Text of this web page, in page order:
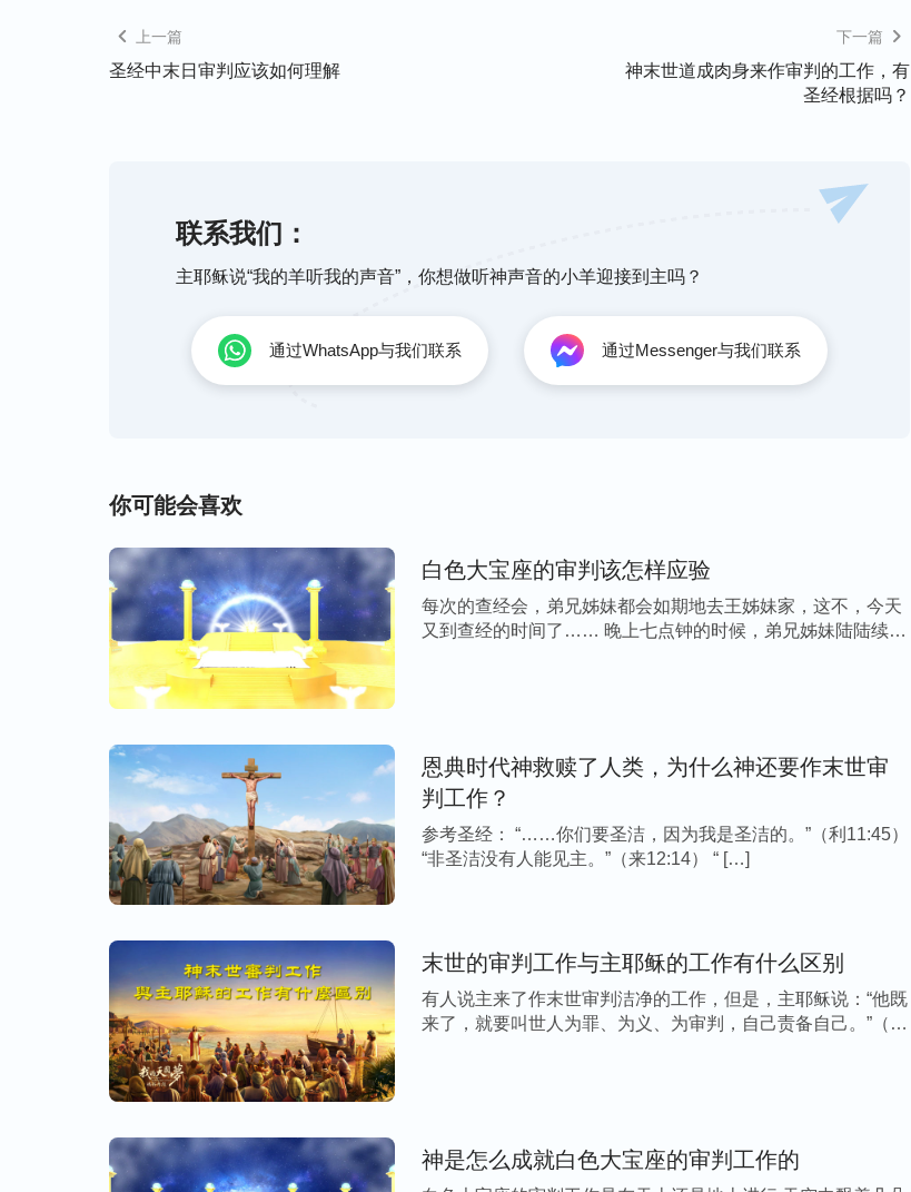
了，他就是被神成全的人，可以说，神的说话、作工在这个人身上完全达到果效了，神的话
成了他的生命了，他得着真理了，能凭神话活着了，从此以后他肉体的本性，也就是他原有
的生存根基开始摇动倒塌了，人是有了神话作生命以后才成为新人的。神的话成了他的生命
参考讲道交通：
“神末世作的是话语审判的工作，我们要想败坏性情得洁净达到蒙拯救，就必须得先在神的
们明白真理达到认识神，所以我们必须接受神话语的审判刑罚、修理对付。要想在神的话上
得着真理，必须能在接受、顺服神话真理上受苦，必须实行在神的话里寻求真理、摸神心
意，反省认识自己，对照神的话来认识自己狂妄自大、弯曲诡诈、自私卑鄙、利用神、欺骗
神、玩弄真理等撒但性情，以及人信神的各种掺杂、得福存心，这样我们就能逐渐认识自己
的败坏真相与本性实质。当我们明白许多真理以后，对神的认识逐步加深了，就自然知道神
喜欢什么人、厌憎什么人、拯救什么人、淘汰什么人、使用什么人、祝福什么人了。我们能
真理的人都注重经历神话语的审判刑罚，注重凡事寻求真理，注重实行神的话顺服神，这样
的人就能在经历神话语的过程中逐渐明白真理进入实际，达到蒙拯救被成全；那些不喜爱真
理的人虽然在神发表的真理上能定真神的显现作工，但他们认为能为神有所撇弃尽上本分就
肯定蒙拯救了，结果信神多年还是没有得着真理生命，只明白一些字句道理就自以为明白真
理有实际了，这属于自欺，肯定被神淘汰。”
“今天，我们看神的话最主要的就是接受神的审判刑罚，接受神的审判刑罚这是中心话题，
是最根本的。……你们都说愿意受审判刑罚的苦，既然愿意受审判刑罚的苦，那你怎么顺
服、怎么接受啊？如果看见神审判刑罚的话语，你是把神的话接受过来当作对自己的审判，
还是把这些话当作审判别人的，自己摆脱干净，逃脱神的审判刑罚？你们到底走哪条路？如
果你愿意接受神的审判刑罚，那你读神话语的时候别逃避神的审判刑罚，无论话语说得怎么
扎心、怎么严厉，你都接受过来，你跟神祷告说：‘神哪，我愿意接受你的审判刑罚，你审
上一篇
圣经中末日审判应该如何理解
下一篇
神末世道成肉身来作审判的工作，有
圣经根据吗？
联系我们：
主耶稣说“我的羊听我的声音”，你想做听神声音的小羊迎接到主吗？
通过WhatsApp与我们联系 通过Messenger与我们联系
你可能会喜欢
白色大宝座的审判该怎样应验
每次的查经会，弟兄姊妹都会如期地去王姊妹家，这不，今天
又到查经的时间了…… 晚上七点钟的时候，弟兄姊妹陆陆续续
恩典时代神救赎了人类，为什么神还要作末世审
判工作？
参考圣经： “……你们要圣洁，因为我是圣洁的。”（利11:45）
“非圣洁没有人能见主。”（来12:14） “ […]
末世的审判工作与主耶稣的工作有什么区别
有人说主来了作末世审判洁净的工作，但是，主耶稣说：“他既
来了，就要叫世人为罪、为义、为审判，自己责备自己。”（
神是怎么成就白色大宝座的审判工作的